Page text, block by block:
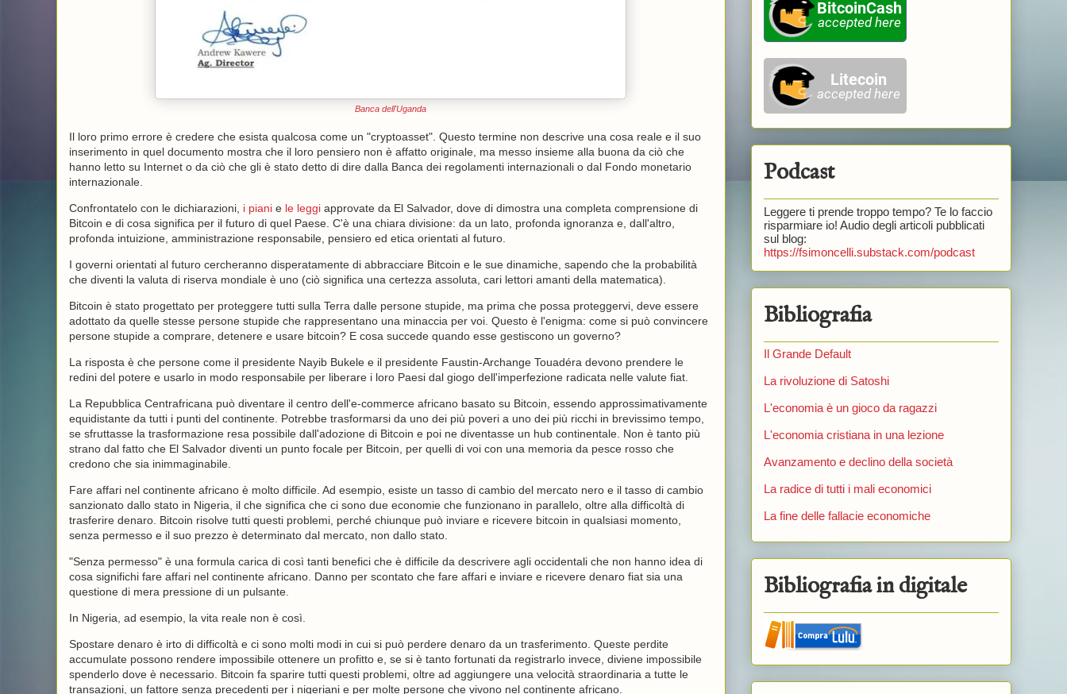
Banca dell'Uganda
Il loro primo errore è credere che esista qualcosa come un "cryptoasset". Questo termine non descrive una cosa reale e il suo
inserimento in quel documento mostra che il loro pensiero non è affatto originale, ma messo insieme alla buona da ciò che
hanno letto su Internet o da ciò che gli è stato detto di dire dalla Banca dei regolamenti internazionali o dal Fondo monetario
internazionale.
Confrontatelo con le dichiarazioni, i pianie le leggiapprovate da El Salvador, dove di dimostra una completa comprensione di
Bitcoin e di cosa significa per il futuro di quel Paese. C'è una chiara divisione: da un lato, profonda ignoranza e, dall'altro,
profonda intuizione, amministrazione responsabile, pensiero ed etica orientati al futuro.
I governi orientati al futuro cercheranno disperatamente di abbracciare Bitcoin e le sue dinamiche, sapendo che la probabilità
che diventi la valuta di riserva mondiale è uno (ciò significa una certezza assoluta, cari lettori amanti della matematica).
Bitcoin è stato progettato per proteggere tutti sulla Terra dalle persone stupide, ma prima che possa proteggervi, deve essere
adottato da quelle stesse persone stupide che rappresentano una minaccia per voi. Questo è l'enigma: come si può convincere
persone stupide a comprare, detenere e usare bitcoin? E cosa succede quando esse gestiscono un governo?
La risposta è che persone come il presidente Nayib Bukele e il presidente Faustin-Archange Touadéra devono prendere le
redini del potere e usarlo in modo responsabile per liberare i loro Paesi dal giogo dell'imperfezione radicata nelle valute fiat.
La Repubblica Centrafricana può diventare il centro dell'e-commerce africano basato su Bitcoin, essendo approssimativamente
equidistante da tutti i punti del continente. Potrebbe trasformarsi da uno dei più poveri a uno dei più ricchi in brevissimo tempo,
se sfruttasse la trasformazione resa possibile dall'adozione di Bitcoin e poi ne diventasse un hub continentale. Non è tanto più
strano dal fatto che El Salvador diventi un punto focale per Bitcoin, per quelli di voi con una memoria da pesce rosso che
credono che sia inimmaginabile.
Fare affari nel continente africano è molto difficile. Ad esempio, esiste un tasso di cambio del mercato nero e il tasso di cambio
sanzionato dallo stato in Nigeria, il che significa che ci sono due economie che funzionano in parallelo, oltre alla difficoltà di
trasferire denaro. Bitcoin risolve tutti questi problemi, perché chiunque può inviare e ricevere bitcoin in qualsiasi momento,
senza permesso e il suo prezzo è determinato dal mercato, non dallo stato.
"Senza permesso" è una formula carica di così tanti benefici che è difficile da descrivere agli occidentali che non hanno idea di
cosa significhi fare affari nel continente africano. Danno per scontato che fare affari e inviare e ricevere denaro fiat sia una
questione di mera pressione di un pulsante.
In Nigeria, ad esempio, la vita reale non è così.
Spostare denaro è irto di difficoltà e ci sono molti modi in cui si può perdere denaro da un trasferimento. Queste perdite
accumulate possono rendere impossibile ottenere un profitto e, se si è tanto fortunati da registrarlo invece, diviene impossibile
spenderlo dove è necessario. Bitcoin fa sparire tutti questi problemi, oltre ad aggiungere una velocità straordinaria a tutte le
transazioni, un fattore senza precedenti per i nigeriani e per molte persone che vivono nel continente africano.
Podcast
Leggere ti prende troppo tempo? Te lo faccio
risparmiare io! Audio degli articoli pubblicati
sul blog:
https://fsimoncelli.substack.com/podcast
Bibliografia
Il Grande Default
La rivoluzione di Satoshi
L'economia è un gioco da ragazzi
L'economia cristiana in una lezione
Avanzamento e declino della società
La radice di tutti i mali economici
La fine delle fallacie economiche
Bibliografia in digitale